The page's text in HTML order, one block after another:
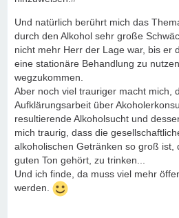
Und natürlich berührt mich das
durch den Alkohol sehr große
nicht mehr Herr der Lage war, bis er
eine stationäre Behandlung zu
wegzukommen.
Aber noch viel trauriger macht mich,
Aufklärungsarbeit über
resultierende Alkoholsucht und
mich traurig, dass die
alkoholischen Getränken so groß ist,
guten Ton gehört, zu trinken...
Und ich finde, da muss viel mehr
werden.